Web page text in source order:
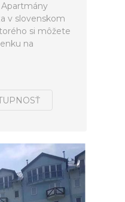
v slovenskom
si môžete
na